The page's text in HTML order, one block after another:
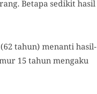
Betapa sedikit hasil
tahun) menanti hasil-
15 tahun mengaku